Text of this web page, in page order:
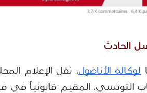
الحادث
لوكالة الأناضول